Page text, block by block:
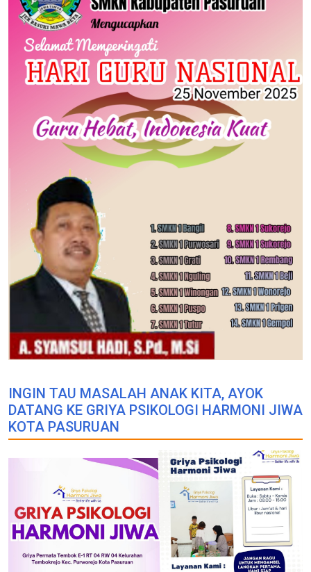
INGIN TAU MASALAH ANAK KITA, AYOK
DATANG KE GRIYA PSIKOLOGI HARMONI JIWA
KOTA PASURUAN